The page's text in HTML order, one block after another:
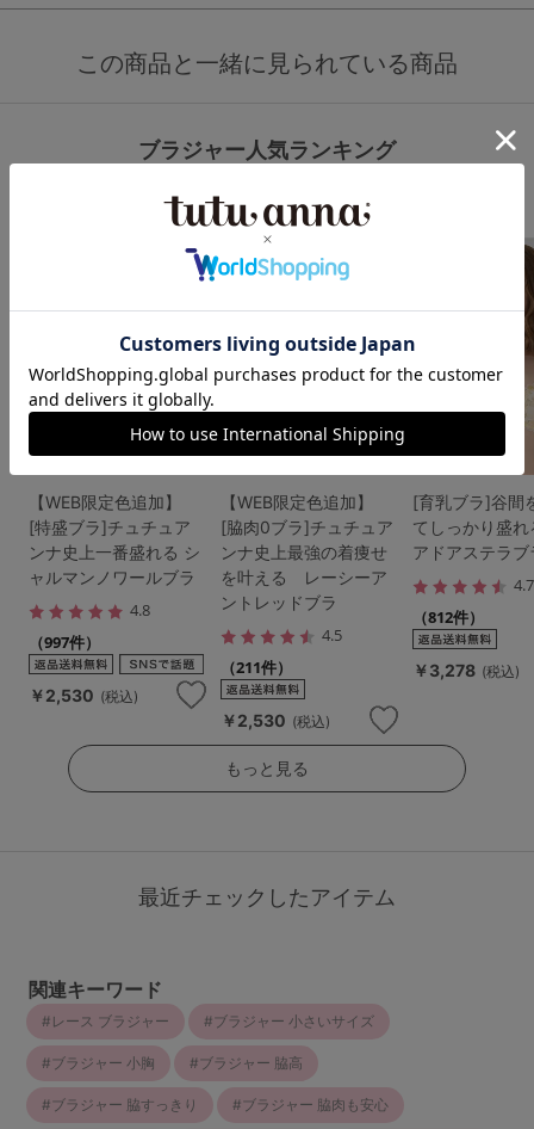
この商品と一緒に見られている商品
ブラジャー人気ランキング
【WEB限定色追加】
[特盛ブラ]チュチュア
ンナ史上一番盛れる シ
ャルマンノワールブラ
4.8
（997件）
￥2,530 (税込)
2
【WEB限定色追加】
[脇肉0ブラ]チュチュア
ンナ史上最強の着痩せ
を叶える レーシーア
ントレッドブラ
4.5
（211件）
￥2,530 (税込)
[育乳ブラ]谷間
てしっかり盛
アドアステラブ
4.7
（812件）
￥3,278 (税込)
もっと見る
最近チェックしたアイテム
関連キーワード
レース ブラジャー ブラジャー 小さいサイズ
ブラジャー 小胸 ブラジャー 脇高
ブラジャー 脇すっきり ブラジャー 脇肉も安心